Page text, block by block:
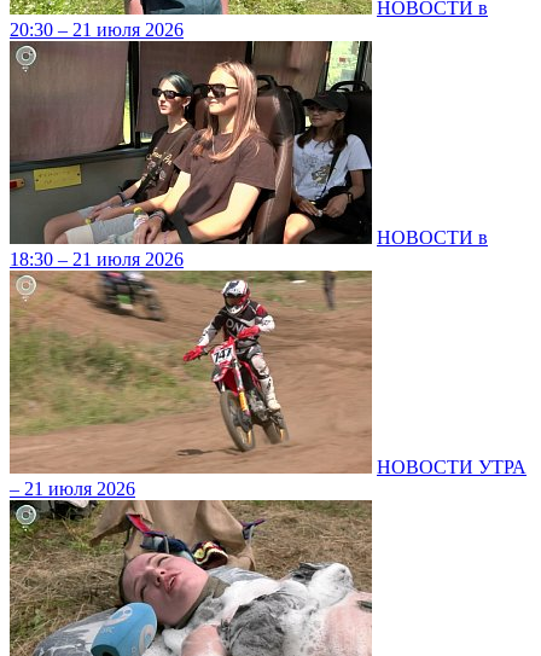
НОВОСТИ в
20:30 – 21 июля 2026
НОВОСТИ в
18:30 – 21 июля 2026
НОВОСТИ УТРА
– 21 июля 2026